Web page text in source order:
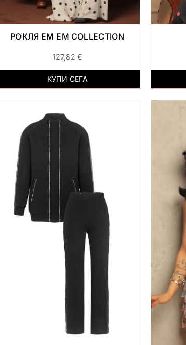
РОКЛЯ EM EM COLLECTION
127,82 €
КУПИ СЕГА